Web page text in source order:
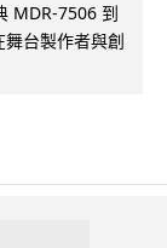
MDR-7506 到
台製作者與創